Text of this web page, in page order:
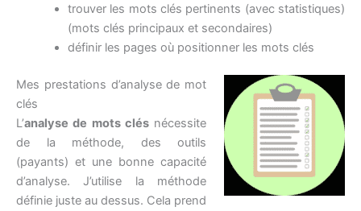
trouver les mots clés pertinents (avec statistiques)
(mots clés principaux et secondaires)
définir les pages où positionner les mots clés
Mes prestations d’analyse de mot
clés
L’analyse de mots clésnécessite
de la méthode, des outils
(payants) et une bonne capacité
d’analyse. J’utilise la méthode
définie juste au dessus. Cela prend